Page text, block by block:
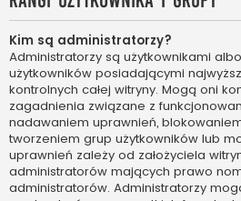
Kim są administratorzy?
Administratorzy są użytkownikami
użytkowników posiadającymi
kontrolnych całej witryny. Mogą oni
zagadnienia związane z
nadawaniem uprawnień,
tworzeniem grup użytkowników lub
uprawnień zależy od założyciela
administratorów mających prawo
administratorów. Administratorzy